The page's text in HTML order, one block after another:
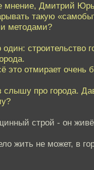
мнение, Дмитрий
такую
методами?
строительство
это отмирает очень
слышу про города.
строй - он
жить не может, в